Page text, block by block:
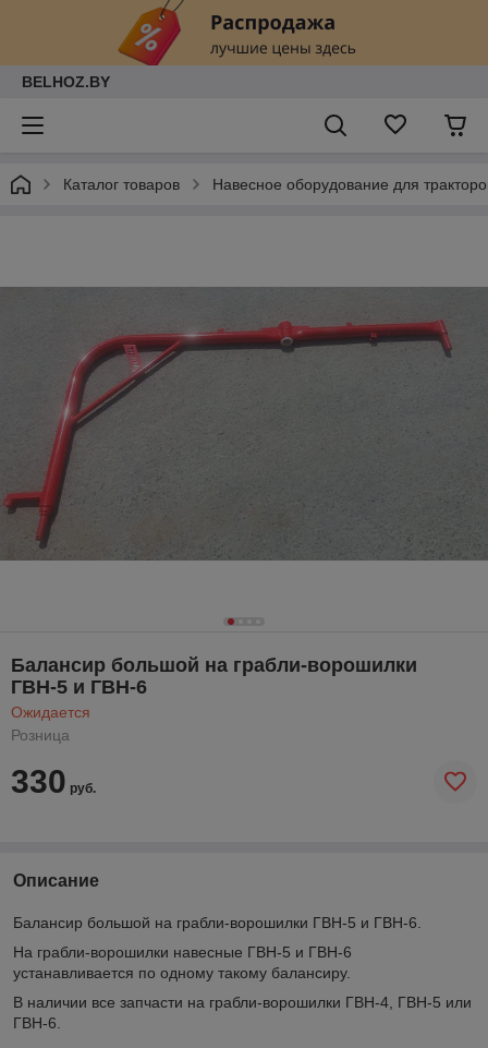
BELHOZ.BY
Каталог товаров Навесное оборудование для
Балансир большой на грабли-ворошилки
ГВН-5 и ГВН-6
Ожидается
Розница
330 руб.
Описание
Балансир большой на грабли-ворошилки ГВН-5 и ГВН-6.
На грабли-ворошилки навесные ГВН-5 и ГВН-6
устанавливается по одному такому балансиру.
В наличии все запчасти на грабли-ворошилки ГВН-4, ГВН-5 или
ГВН-6.